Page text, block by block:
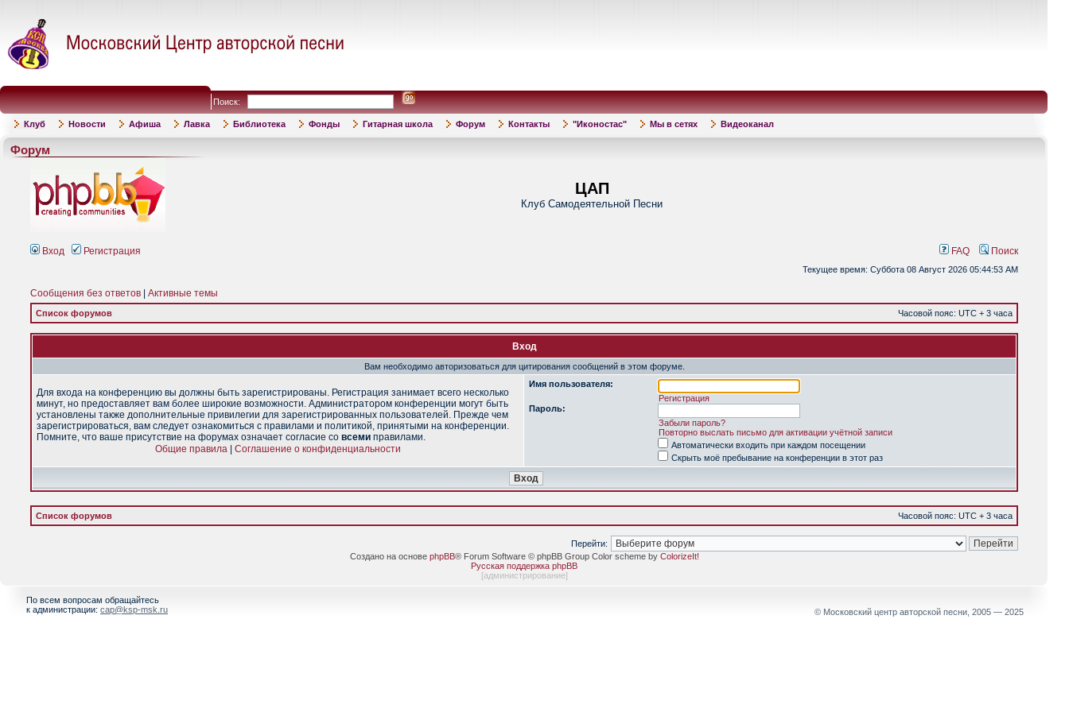
Поиск:
Клуб Новости Афиша Лавка Библиотека Фонды Гитарная школа Форум Контакты "Иконостас" Мы в сетях Видеоканал
Форум
ЦАП
Клуб Самодеятельной Песни
Вход Регистрация FAQ Поиск
Текущее время: Суббота 08 Август 2026 05:44:53 AM
Сообщения без ответов Активные темы
Список форумов Часовой пояс: UTC + 3 часа
Вход
Вам необходимо авторизоваться для цитирования сообщений в этом форуме.
Для входа на конференцию вы должны быть зарегистрированы. Регистрация занимает всего несколько
минут, но предоставляет вам более широкие возможности. Администратором конференции могут быть
установлены также дополнительные привилегии для зарегистрированных пользователей. Прежде чем
зарегистрироваться, вам следует ознакомиться с правилами и политикой, принятыми на конференции.
Помните, что ваше присутствие на форумах означает согласие со всеми правилами.
Общие правила
Соглашение о конфиденциальности
Имя пользователя:
Регистрация
Пароль:
Забыли пароль?
Повторно выслать письмо для активации учётной записи
Автоматически входить при каждом посещении
Скрыть моё пребывание на конференции в этот раз
Список форумов Часовой пояс: UTC + 3 часа
Перейти:
Создано на основе phpBB® Forum Software © phpBB Group Color scheme by ColorizeIt!
Русская поддержка phpBB
[администрирование]
По всем вопросам обращайтесь
к администрации: cap@ksp-msk.ru © Московский центр авторской песни, 2005 — 2025